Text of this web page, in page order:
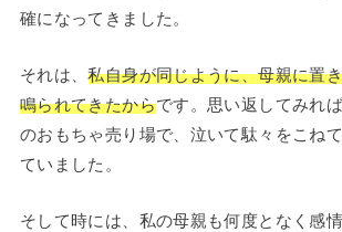
確になってきました。
それは、私自身が同じように、母親に置
鳴られてきたからです。思い返してみれ
のおもちゃ売り場で、泣いて駄々をこね
ていました。
そして時には、私の母親も何度となく感